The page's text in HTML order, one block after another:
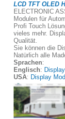
LCD TFT OLED
ELECTRONIC
Modulen für
Profi Touch
vieles mehr.
Qualität.
Sie können die
Natürlich alle
Sprachen:
Englisch:
USA: Display